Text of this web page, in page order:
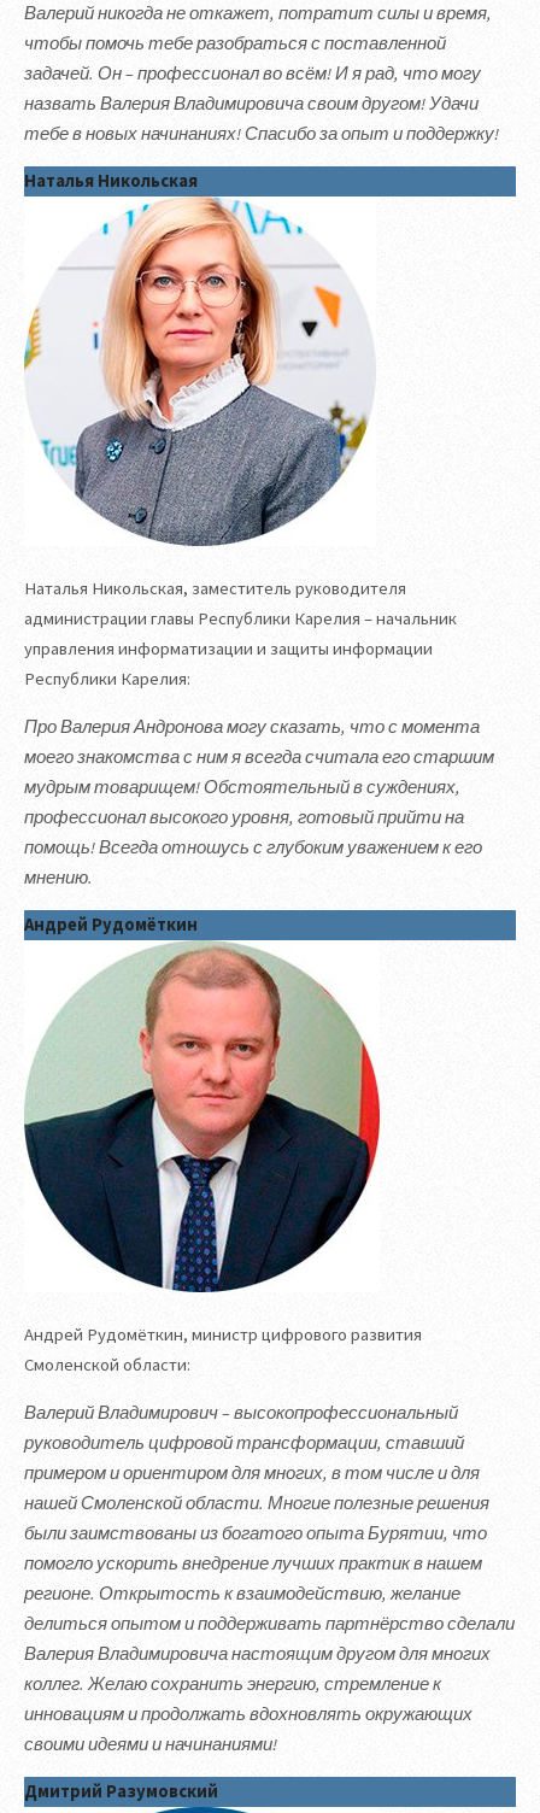
Валерий никогда не откажет, потратит силы и время,
чтобы помочь тебе разобраться с поставленной
задачей. Он – профессионал во всём! И я рад, что могу
назвать Валерия Владимировича своим другом! Удачи
тебе в новых начинаниях! Спасибо за опыт и поддержку!
Наталья Никольская
Наталья Никольская, заместитель руководителя
администрации главы Республики Карелия – начальник
управления информатизации и защиты информации
Республики Карелия:
Про Валерия Андронова могу сказать, что с момента
моего знакомства с ним я всегда считала его старшим
мудрым товарищем! Обстоятельный в суждениях,
профессионал высокого уровня, готовый прийти на
помощь! Всегда отношусь с глубоким уважением к его
мнению.
Андрей Рудомёткин
Андрей Рудомёткин, министр цифрового развития
Смоленской области:
Валерий Владимирович – высокопрофессиональный
руководитель цифровой трансформации, ставший
примером и ориентиром для многих, в том числе и для
нашей Смоленской области. Многие полезные решения
были заимствованы из богатого опыта Бурятии, что
помогло ускорить внедрение лучших практик в нашем
регионе. Открытость к взаимодействию, желание
делиться опытом и поддерживать партнёрство сделали
Валерия Владимировича настоящим другом для многих
коллег. Желаю сохранить энергию, стремление к
инновациям и продолжать вдохновлять окружающих
своими идеями и начинаниями!
Дмитрий Разумовский